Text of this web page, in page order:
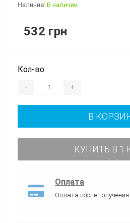
Наличие: В наличии
532 грн
Кол-во:
- +
В
КУПИТЬ В 1
Оплата
Оплата после